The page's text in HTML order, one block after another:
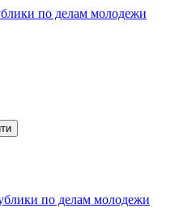
по делам молодежи
по делам молодежи